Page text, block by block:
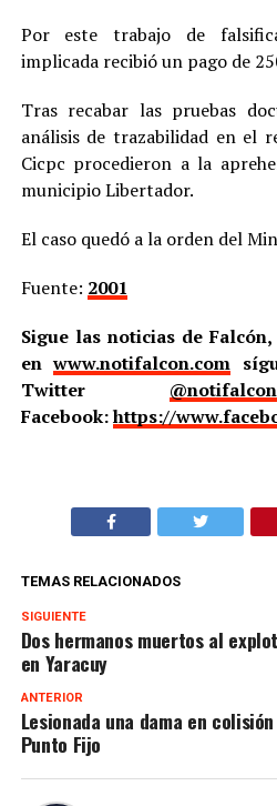
Por este trabajo de
implicada recibió un pago de
Tras recabar las pruebas
análisis de trazabilidad en el
Cicpc procedieron a la
municipio Libertador.
El caso quedó a la orden del
Fuente: 2001
Sigue las noticias de
enwww.notifalcon.com
Twitter @notifalcon
Facebook:https://
TEMAS RELACIONADOS
SIGUIENTE
Dos hermanos muertos al
en Yaracuy
ANTERIOR
Lesionada una dama en
Punto Fijo